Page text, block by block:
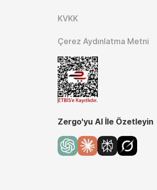
KVKK
Çerez Aydınlatma Metni
Zergo'yu AI İle Özetleyin